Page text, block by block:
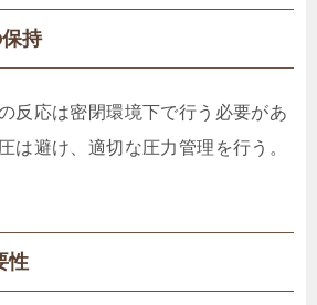
持
反応は密閉環境下で行う必要があ
は避け、適切な圧力管理を行う。
性